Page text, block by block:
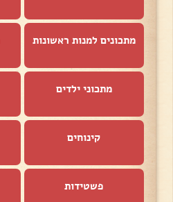
מתכונים למנות ראשונות
מתכוני ילדים
קינוחים
פשטידות